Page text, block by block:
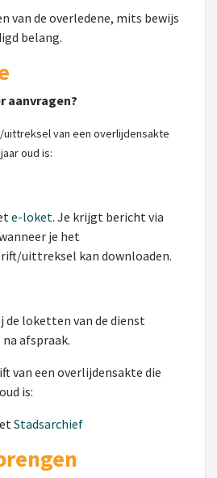
van de overledene, mits bewijs
belang.
aanvragen?
van een overlijdensakte
oud is:
e-loket. Je krijgt bericht via
je het
uittreksel kan downloaden.
de loketten van de dienst
afspraak.
van een overlijdensakte die
is:
Stadsarchief